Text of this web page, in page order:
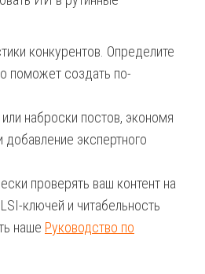
конкурентов. Определите
поможет создать по-
наброски постов, экономя
экспертного
проверять ваш контент на
ключей и читабельность
наше Руководство по